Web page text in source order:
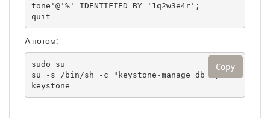
tone'@'%' IDENTIFIED BY '1q2w3e4r';
quit
А потом:
sudo su
su -s /bin/sh -c "keystone-manage db_sync"
keystone
Copy